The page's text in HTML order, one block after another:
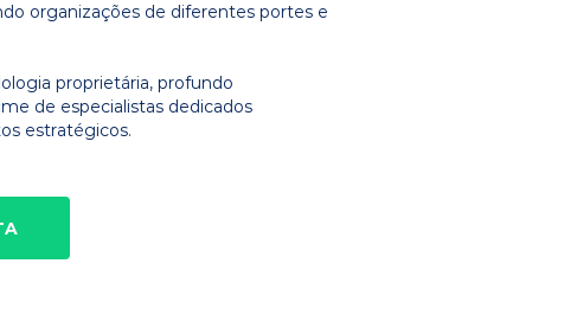
organizações de diferentes portes e
proprietária, profundo
de especialistas dedicados
estratégicos.